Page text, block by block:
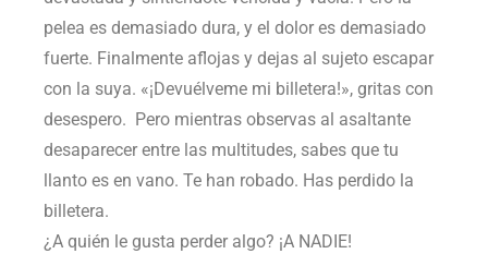
pelea es demasiado dura, y el dolor es demasiado
fuerte. Finalmente aflojas y dejas al sujeto escapar
con la suya. «¡Devuélveme mi billetera!», gritas con
desespero. Pero mientras observas al asaltante
desaparecer entre las multitudes, sabes que tu
llanto es en vano. Te han robado. Has perdido la
billetera.
¿A quién le gusta perder algo? ¡A NADIE!